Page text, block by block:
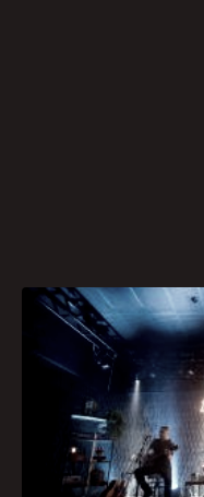
O trio curitibano
quase 300 shows
capital
apresentações nas
Ponta Grossa nos